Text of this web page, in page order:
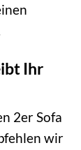
Ihr
2er Sofa
wir